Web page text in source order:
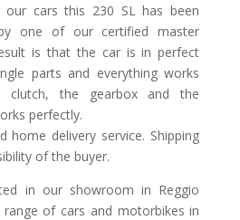
cars this 230 SL has been
one of our certified master
is that the car is in perfect
parts and everything works
clutch, the gearbox and the
perfectly.
home delivery service. Shipping
of the buyer.
in our showroom in Reggio
range of cars and motorbikes in